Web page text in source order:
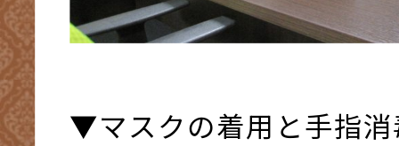
▼マスクの着用と手指